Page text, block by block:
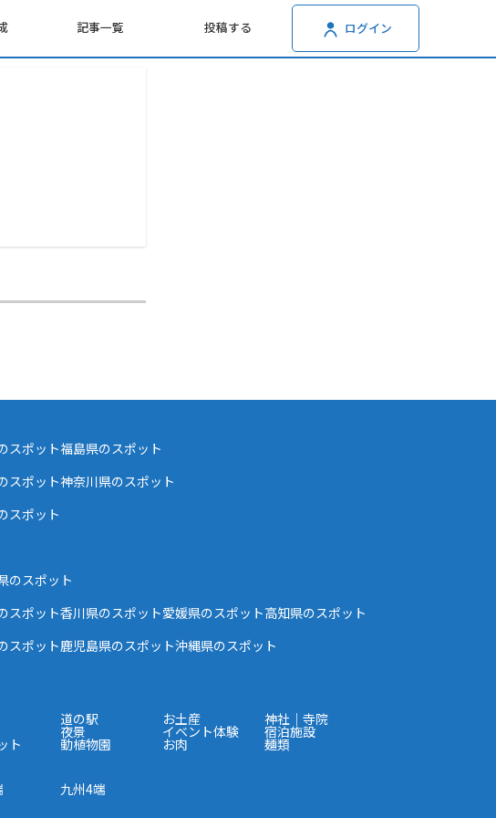
記事一覧 投稿する ログイン
スポット福島県のスポット
スポット神奈川県のスポット
スポット
のスポット
スポット香川県のスポット愛媛県のスポット高知県のスポット
スポット鹿児島県のスポット沖縄県のスポット
道の駅 お土産 神社｜寺院
夜景 イベント体験 宿泊施設
ト 動植物園 お肉 麺類
九州4端